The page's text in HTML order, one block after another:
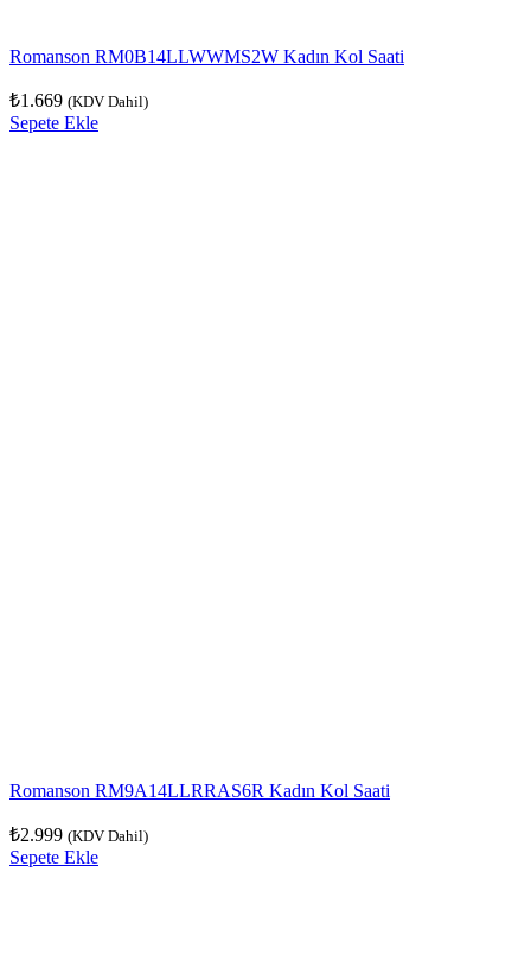
Romanson RM0B14LLWWMS2W Kadın Kol Saati
₺1.669 (KDV Dahil)
Sepete Ekle
Romanson RM9A14LLRRAS6R Kadın Kol Saati
₺2.999 (KDV Dahil)
Sepete Ekle